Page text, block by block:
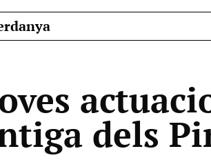
dels